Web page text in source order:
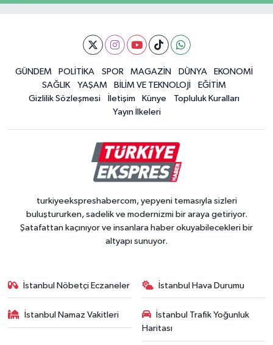
GÜNDEM POLİTİKA SPOR MAGAZİN DÜNYA
EKONOMİ
SAĞLIK
YAŞAM BİLİM VE TEKNOLOJİ
EĞİTİM
Gizlilik Sözleşmesi
İletişim Künye
Topluluk Kuralları
Yayın İlkeleri
turkiyeekspreshabercom, yepyeni temasıyla sizleri
buluştururken, sadelik ve modernizmi bir araya getiriyor.
Şatafattan kaçınıyor ve insanlara haber okuyabilecekleri bir
altyapı sunuyor.
İstanbul Nöbetçi Eczaneler İstanbul Hava Durumu
İstanbul Namaz Vakitleri
İstanbul Trafik Yoğunluk
Haritası